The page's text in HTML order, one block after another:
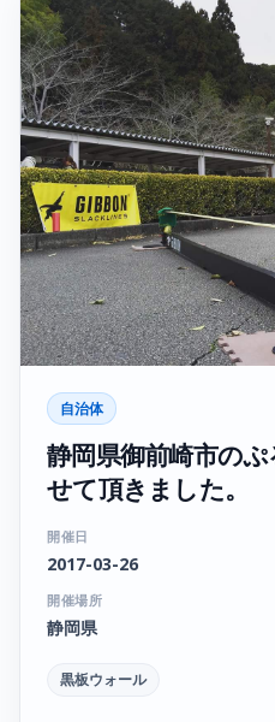
自治体
静岡県御前崎市の
せて頂きました。
開催日
2017-03-26
開催場所
静岡県
黒板ウォール